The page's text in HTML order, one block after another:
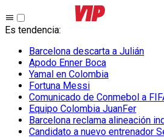
Es tendencia:
Barcelona descarta a Julián
Apodo Enner Boca
Yamal en Colombia
Fortuna Messi
Comunicado de Conmebol a
Equipo Colombia JuanFer
Barcelona reclama alineación
Candidato a nuevo entrenador